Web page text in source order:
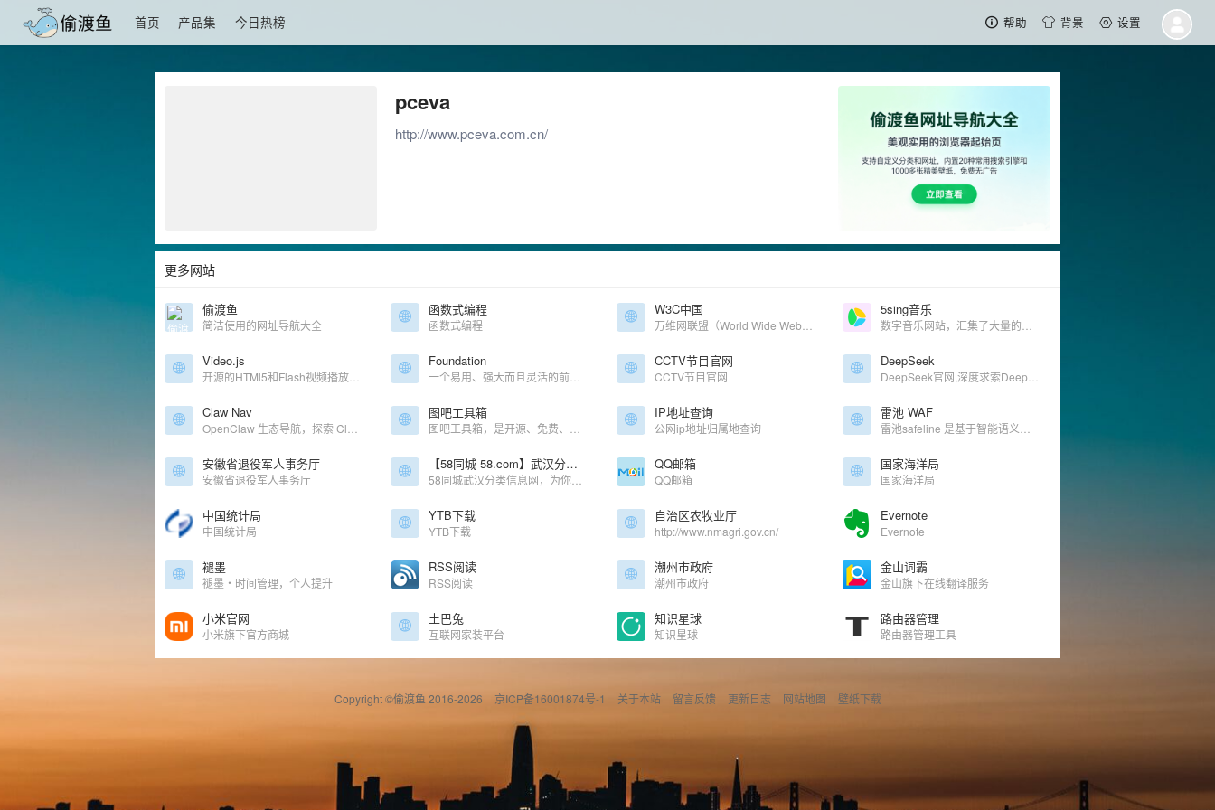
首页 产品集 今日热榜 帮助 背景 设置
pceva
http://www.pceva.com.cn/
更多网站
偷渡鱼
简洁使用的网址导航大全
函数式编程
函数式编程
W3C中国 5sing音乐
Video.js Foundation CCTV节目官网
CCTV节目官网
DeepSeek
Claw Nav 图吧工具箱 IP地址查询
公网ip地址归属地查询
雷池 WAF
安徽省退役军人事务厅
安徽省退役军人事务厅
【58同城 58.com】武汉分类信息 - 本地 免费 高效 QQ邮箱
QQ邮箱
国家海洋局
国家海洋局
中国统计局
中国统计局
YTB下载
YTB下载
自治区农牧业厅
http://www.nmagri.gov.cn/
Evernote
Evernote
褪墨
褪墨・时间管理，个人提升
RSS阅读
RSS阅读
潮州市政府
潮州市政府
金山词霸
金山旗下在线翻译服务
小米官网
小米旗下官方商城
土巴兔
互联网家装平台
知识星球
知识星球
路由器管理
路由器管理工具
Copyright ©偷渡鱼 2016-2026 京ICP备16001874号-1 关于本站 留言反馈 更新日志 网站地图 壁纸下载